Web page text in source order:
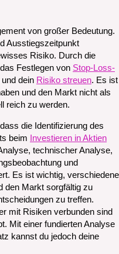
von großer Bedeutung.
Ausstiegszeitpunkt
Risiko. Durch die
Festlegen von Stop-Loss-
dein Risiko streuen. Es ist
und den Markt nicht als
reich zu werden.
die Identifizierung des
beim
Investieren in Aktien
technischer Analyse,
und
Es ist wichtig, verschiedene
den Markt sorgfältig zu
zu treffen.
mit Risiken verbunden sind
Mit einer fundierten Analyse
kannst du jedoch deine